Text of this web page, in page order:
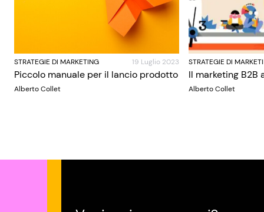
STRATEGIE DI MARKETING 19 Luglio 2023
Piccolo manuale per il lancio prodotto
Alberto Collet
STRATEGIE DI
Il marketing B2B
Alberto Collet